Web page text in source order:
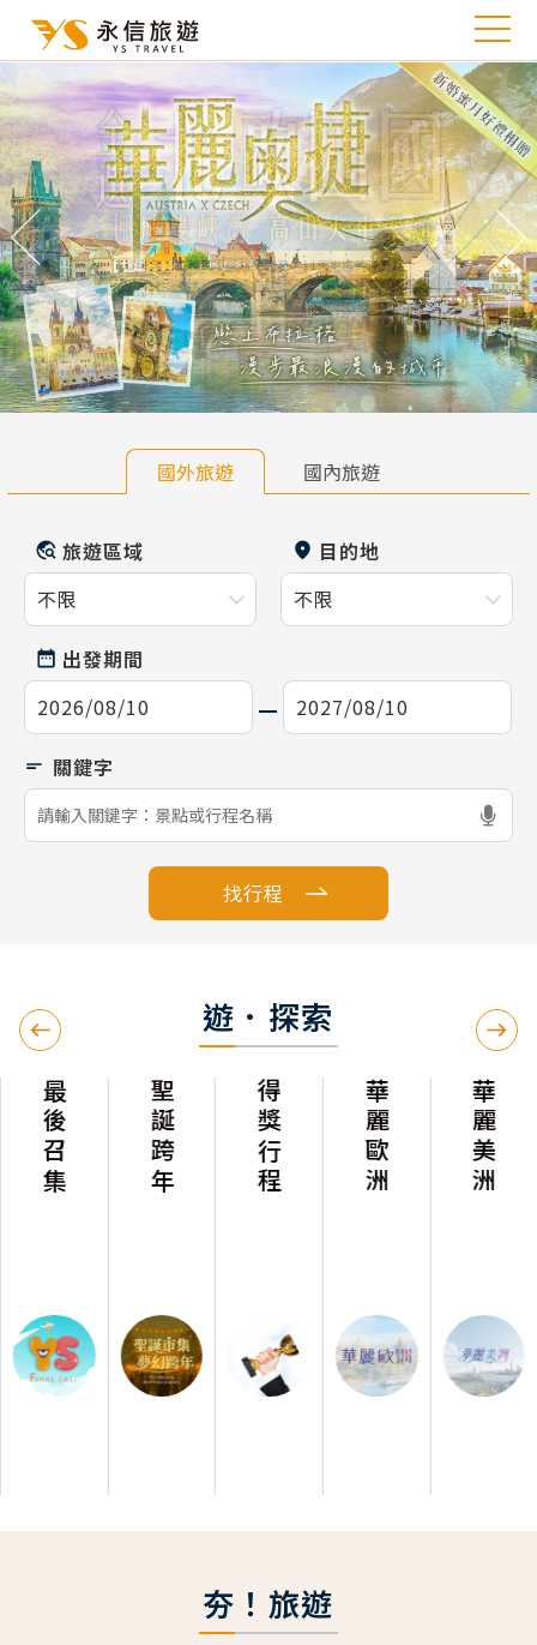
往前 往
國外旅遊 國內旅遊
旅遊區域 目的地
出發期間
找行程
遊．探索
最後召集 聖誕跨年 得獎行程 華麗歐洲 華麗美洲
夯！旅遊